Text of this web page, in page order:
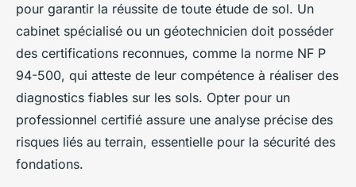
pour garantir la réussite de toute étude de sol. Un
cabinet spécialisé ou un géotechnicien doit posséder
des certifications reconnues, comme la norme NF P
94-500, qui atteste de leur compétence à réaliser des
diagnostics fiables sur les sols. Opter pour un
professionnel certifié assure une analyse précise des
risques liés au terrain, essentielle pour la sécurité des
fondations.